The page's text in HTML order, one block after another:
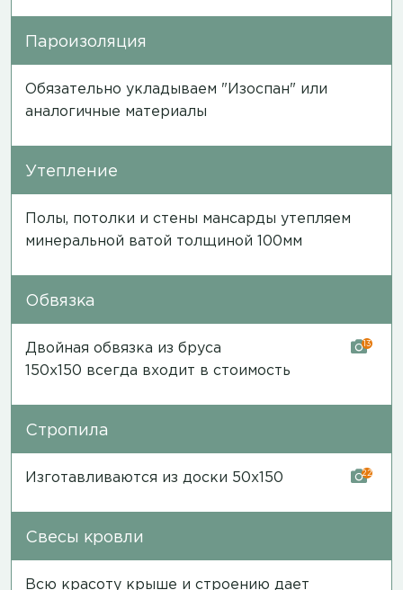
Пароизоляция
Обязательно укладываем "Изоспан" или
аналогичные материалы
Утепление
Полы, потолки и стены мансарды утепляем
минеральной ватой толщиной 100мм
Обвязка
Двойная обвязка из бруса
150х150 всегда входит в стоимость
13
Стропила
Изготавливаются из доски 50х150 22
Свесы кровли
Всю красоту крыше и строению дает